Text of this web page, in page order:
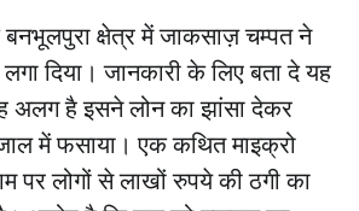
के बनभूलपुरा क्षेत्र में जाकसाज़ चम्पत ने
दिया। जानकारी के लिए बता दे यह
अलग है इसने लोन का झांसा देकर
में फसाया। एक कथित माइक्रो
पर लोगों से लाखों रुपये की ठगी का